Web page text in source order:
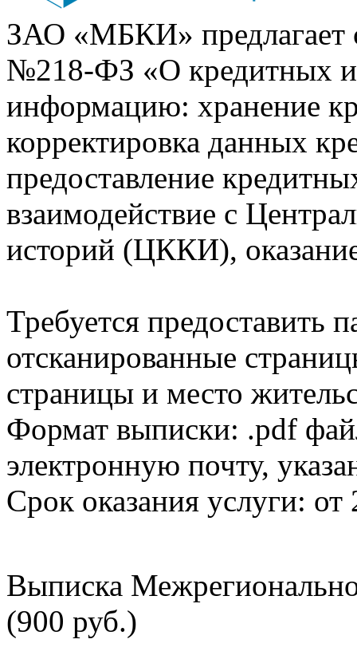
ЗАО «МБКИ» предлагает
№218-ФЗ «О кредитных
информацию: хранение
корректировка данных
предоставление
взаимодействие с
историй (ЦККИ),
Требуется предоставить
отсканированные
страницы и место
Формат выписки: .pdf
электронную почту,
Срок оказания услуги: от
Выписка
(900 руб.)